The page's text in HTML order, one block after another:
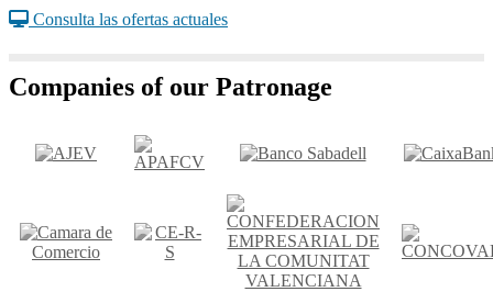
Consulta las ofertas actuales
Companies of our Patronage